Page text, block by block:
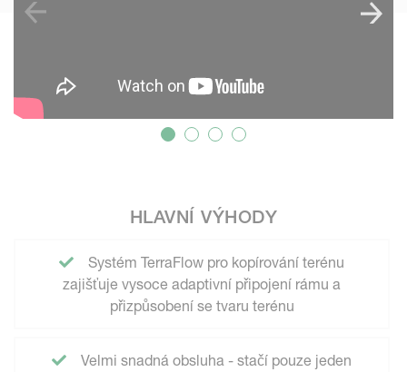
HLAVNÍ VÝHODY
Systém TerraFlow pro kopírování terénu
zajišťuje vysoce adaptivní připojení rámu a
přizpůsobení se tvaru terénu
Velmi snadná obsluha - stačí pouze jeden